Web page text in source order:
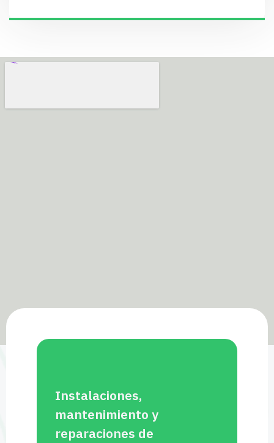
Instalaciones,
mantenimiento y
reparaciones de